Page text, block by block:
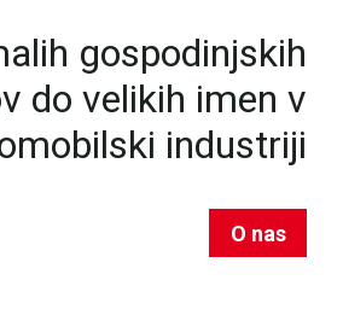
gospodinjskih
do velikih imen v
industriji
O nas